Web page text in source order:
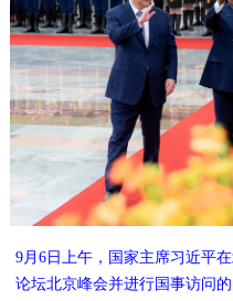
9月6日上午，国家主席习近平
论坛北京峰会并进行国事访问